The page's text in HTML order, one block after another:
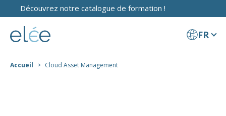
Découvrez notre catalogue de formation !
FR
Accueil Cloud Asset Management